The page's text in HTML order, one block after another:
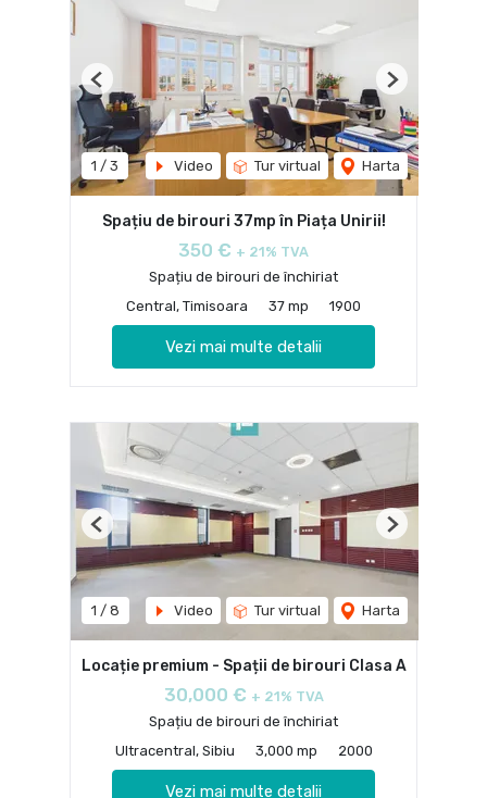
1 / 3 Video Tur virtual Harta
Previous Next
Spațiu de birouri 37mp în Piața Unirii!
350 € + 21% TVA
Spațiu de birouri de închiriat
Central, Timisoara
37 mp 1900
Vezi mai multe detalii
1 / 8 Video Tur virtual Harta
Previous Next
Locație premium - Spații de birouri Clasa A
30,000 € + 21% TVA
Spațiu de birouri de închiriat
Ultracentral, Sibiu
3,000 mp 2000
Vezi mai multe detalii